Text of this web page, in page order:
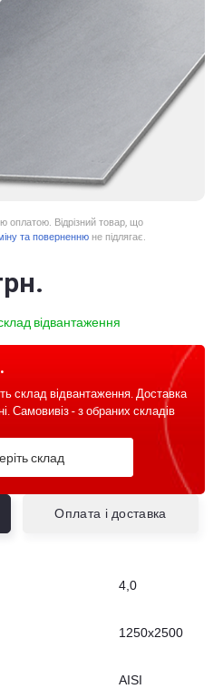
оплатою. Відрізний товар, що
та поверненню не підлягає.
відвантаження
склад відвантаження. Доставка
Самовивіз - з обраних складів
склад
Оплата і доставка
4,0
1250х2500
AISI